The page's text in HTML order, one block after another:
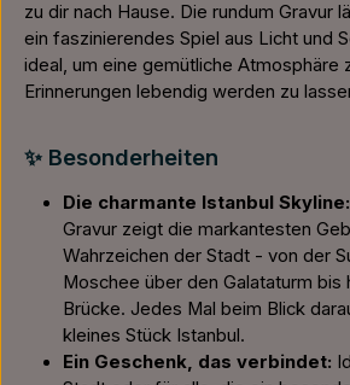
zu dir nach Hause. Die rundum Gravur
ein faszinierendes Spiel aus Licht und
ideal, um eine gemütliche Atmosphäre
Erinnerungen lebendig werden zu
✨ Besonderheiten
Die charmante Istanbul Skyline:
Gravur zeigt die markantesten
Wahrzeichen der Stadt - von der
Moschee über den Galataturm bis
Brücke. Jedes Mal beim Blick
kleines Stück Istanbul.
Ein Geschenk, das verbindet: